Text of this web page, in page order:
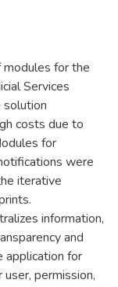
for the
Services
solution
costs due to
for
were
iterative
information,
and
application for
permission,